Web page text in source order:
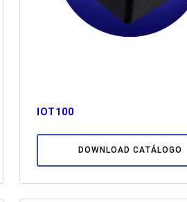
IOT100
DOWNLOAD CATÁLOGO